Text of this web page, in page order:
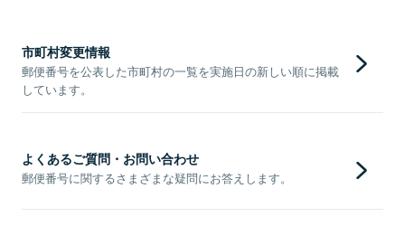
市町村変更情報
郵便番号を公表した市町村の一覧を実施日の新しい順に掲載
しています。
よくあるご質問・お問い合わせ
郵便番号に関するさまざまな疑問にお答えします。